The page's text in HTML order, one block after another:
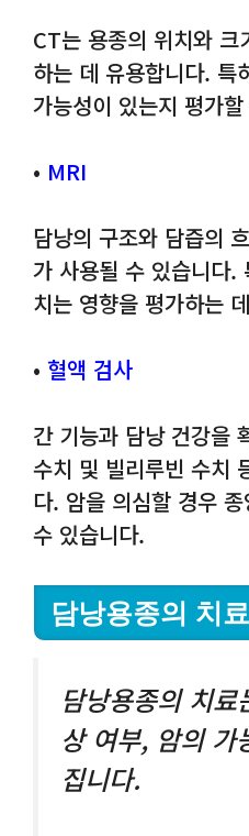
CT는 용종의 위치와 크
하는 데 유용합니다. 특
가능성이 있는지 평가
• MRI
담낭의 구조와 담즙의
가 사용될 수 있습니다.
치는 영향을 평가하는
• 혈액 검사
간 기능과 담낭 건강을
수치 및 빌리루빈 수치
다. 암을 의심할 경우
수 있습니다.
담낭용종의 치료
담낭용종의 치
상 여부, 암의 가
집니다.